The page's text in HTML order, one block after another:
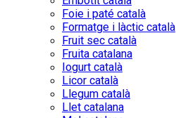
Foie i paté català
Formatge i làctic català
Fruit sec català
Fruita catalana
Iogurt català
Licor català
Llegum català
Llet catalana